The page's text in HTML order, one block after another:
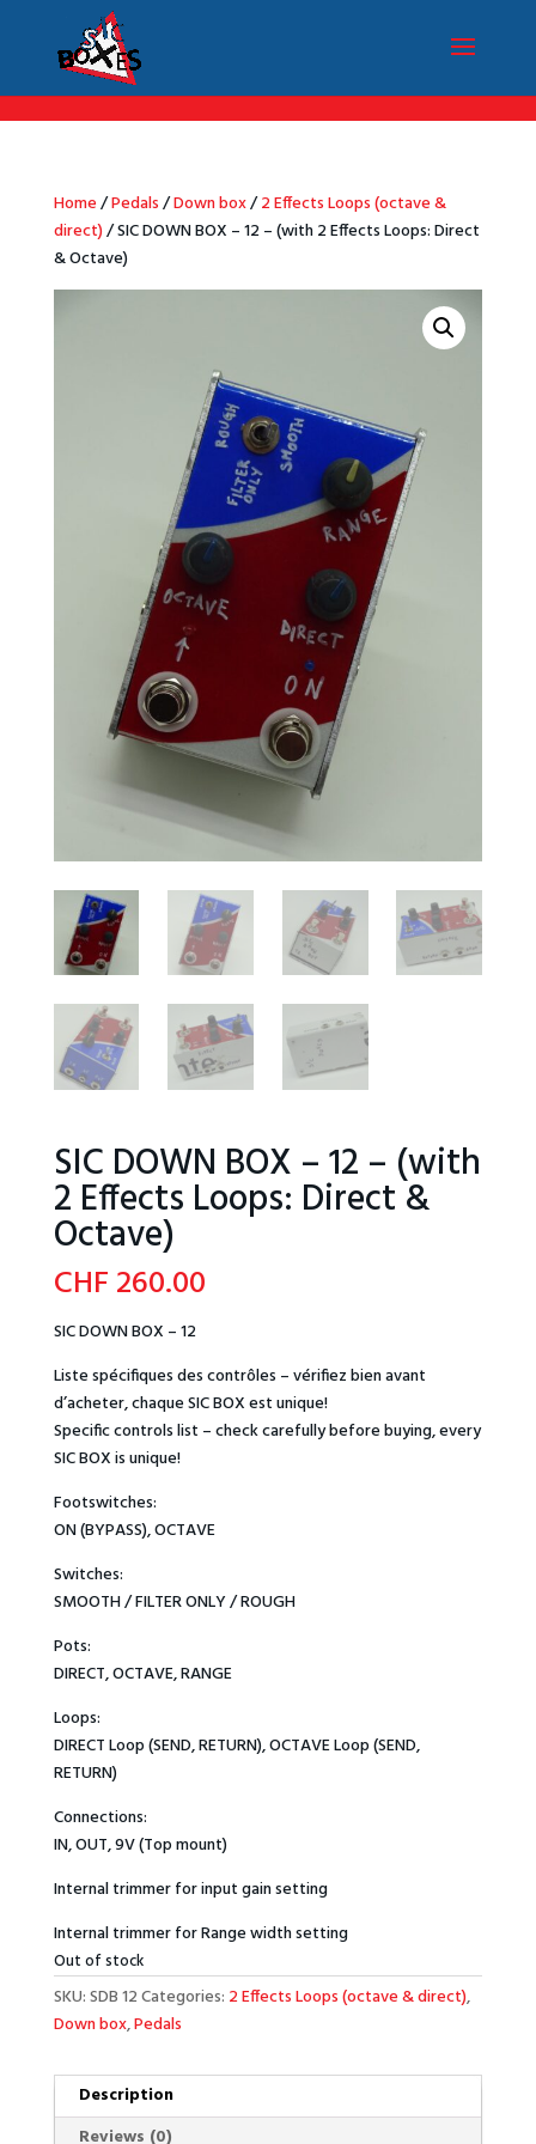
/*Menu par langue*/
Home/Pedals/Down box/2 Effects Loops (octave &
direct)/ SIC DOWN BOX – 12 – (with 2 Effects Loops: Direct
& Octave)
SIC DOWN BOX – 12 – (with
2 Effects Loops: Direct &
Octave)
CHF260.00
SIC DOWN BOX – 12
Liste spécifiques des contrôles – vérifiez bien avant
d’acheter, chaque SIC BOX est unique!
Specific controls list – check carefully before buying, every
SIC BOX is unique!
Footswitches:
ON (BYPASS), OCTAVE
Switches:
SMOOTH / FILTER ONLY / ROUGH
Pots:
DIRECT, OCTAVE, RANGE
Loops:
DIRECT Loop (SEND, RETURN), OCTAVE Loop (SEND,
RETURN)
Connections:
IN, OUT, 9V (Top mount)
Internal trimmer for input gain setting
Internal trimmer for Range width setting
Out of stock
SKU:SDB 12Categories: 2 Effects Loops (octave & direct),
Down box,Pedals
Description
Reviews (0)